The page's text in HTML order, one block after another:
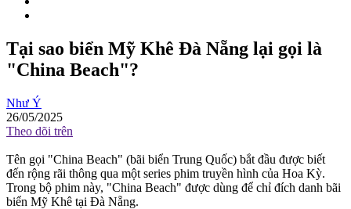
Tại sao biển Mỹ Khê Đà Nẵng lại gọi là
"China Beach"?
Như Ý
26/05/2025
Theo dõi trên
Tên gọi "China Beach" (bãi biển Trung Quốc) bắt đầu được biết
đến rộng rãi thông qua một series phim truyền hình của Hoa Kỳ.
Trong bộ phim này, "China Beach" được dùng để chỉ đích danh bãi
biển Mỹ Khê tại Đà Nẵng.